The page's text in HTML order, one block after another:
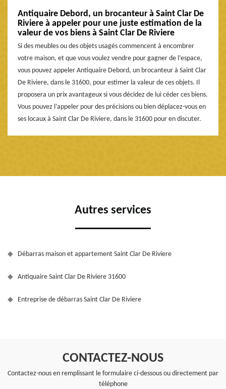
Antiquaire Debord, un brocanteur à Saint Clar De
Riviere à appeler pour une juste estimation de la
valeur de vos biens à Saint Clar De Riviere
Si des meubles ou des objets usagés commencent à encombrer
votre maison, et que vous voulez vendre pour gagner de l’espace,
vous pouvez appeler Antiquaire Debord, un brocanteur à Saint Clar
De Riviere, dans le 31600, pour estimer la valeur de ces objets. Il
proposera un prix avantageux si vous décidez de lui céder ces biens.
Vous pouvez l’appeler pour des précisions ou bien déplacez-vous en
ses locaux à Saint Clar De Riviere, dans le 31600 pour en discuter.
Autres services
Débarras maison et appartement Saint Clar De Riviere
Antiquaire Saint Clar De Riviere 31600
Entreprise de débarras Saint Clar De Riviere
CONTACTEZ-NOUS
Contactez-nous en remplissant le formulaire ci-dessous ou directement par
téléphone